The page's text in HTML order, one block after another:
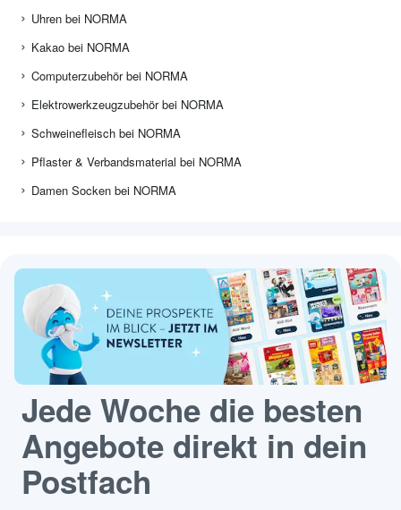
Uhren bei NORMA
Kakao bei NORMA
Computerzubehör bei NORMA
Elektrowerkzeugzubehör bei NORMA
Schweinefleisch bei NORMA
Pflaster & Verbandsmaterial bei NORMA
Damen Socken bei NORMA
Jede Woche die besten
Angebote direkt in dein
Postfach